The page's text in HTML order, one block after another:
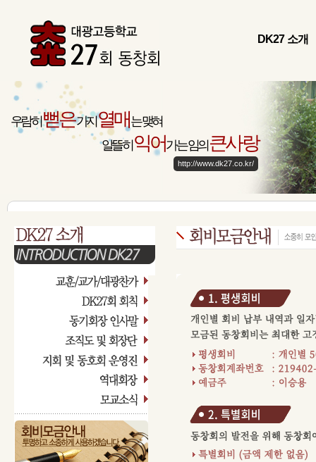
DK27 소개
우람히뻗은가지열매 는 맺혀
알뜰히익어가는 임의큰사랑
http://www.dk27.co.kr/